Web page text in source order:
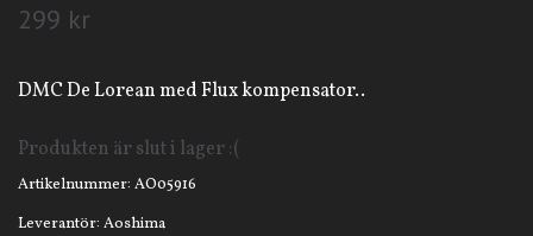
299 kr
DMC De Lorean med Flux kompensator..
Produkten är slut i lager :(
Artikelnummer: AO05916
Leverantör: Aoshima